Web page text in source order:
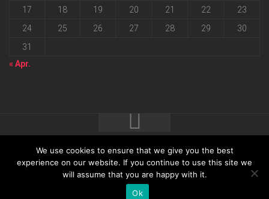
17
18 19 20 21 22
23
24
25 26 27 28 29
30
31
« Apr.
2026 progressmedia Verlag & Werbeagentur GmbH • Bautzner
Landstraße 62 • 01324 Dresden
We use cookies to ensure that we give you the best
experience on our website. If you continue to use this site we
will assume that you are happy with it.
Ok